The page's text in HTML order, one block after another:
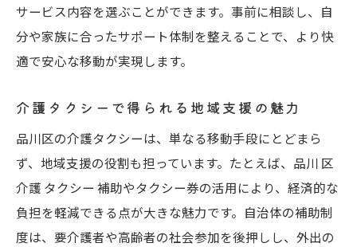
サービス内容を選ぶことができます。事前に相談し、自
分や家族に合ったサポート体制を整えることで、より快
適で安心な移動が実現します。
介護タクシーで得られる地域支援の魅力
品川区の介護タクシーは、単なる移動手段にとどまら
ず、地域支援の役割も担っています。たとえば、品川 区
介護 タクシー 補助やタクシー券の活用により、経済的な
負担を軽減できる点が大きな魅力です。自治体の補助制
度は、要介護者や高齢者の社会参加を後押しし、外出の